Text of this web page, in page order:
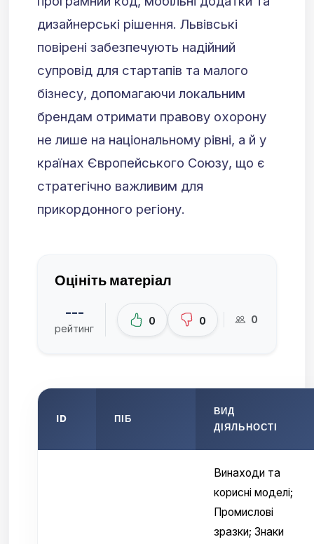
дизайнерські рішення. Львівські
повірені забезпечують надійний
супровід для стартапів та малого
бізнесу, допомагаючи локальним
брендам отримати правову охорону
не лише на національному рівні, а й у
країнах Європейського Союзу, що є
стратегічно важливим для
прикордонного регіону.
Оцініть матеріал
---
рейтинг
0 0 0
ID ПІБ
ВИД
ДІЯЛЬНОСТІ
Винаходи та
корисні моделі;
Промислові
зразки; Знаки